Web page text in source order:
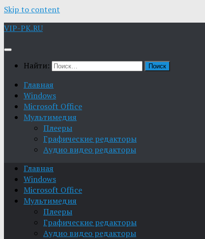
Skip to content
VIP-PK.RU
Найти:
Главная
Windows
Microsoft Office
Мультимедия
Плееры
Графические редакторы
Aудио видео редакторы
Главная
Windows
Microsoft Office
Мультимедия
Плееры
Графические редакторы
Aудио видео редакторы